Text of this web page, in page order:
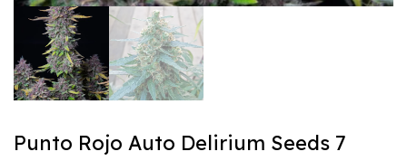
Punto Rojo Auto Delirium Seeds 7